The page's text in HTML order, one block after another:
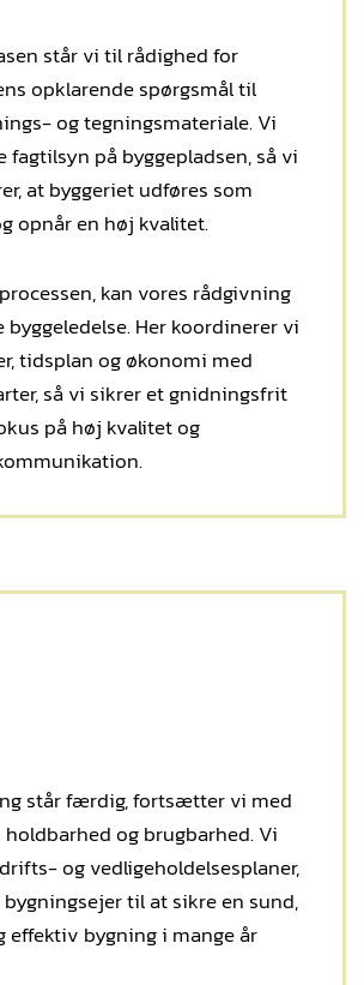
står vi til rådighed for
opklarende spørgsmål til
og tegningsmateriale. Vi
fagtilsyn på byggepladsen, så vi
at byggeriet udføres som
opnår en høj kvalitet.
kan vores rådgivning
byggeledelse. Her koordinerer vi
tidsplan og økonomi med
så vi sikrer et gnidningsfrit
på høj kvalitet og
står færdig, fortsætter vi med
og brugbarhed. Vi
og vedligeholdelsesplaner,
til at sikre en sund,
effektiv bygning i mange år